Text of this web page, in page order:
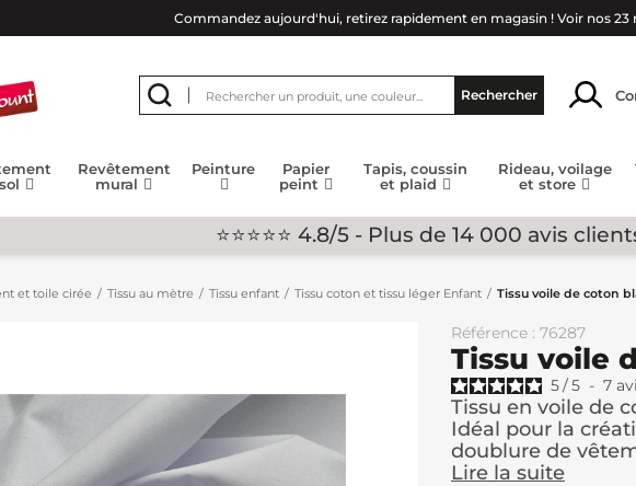
Commandez aujourd'hui, retirez rapidement en magasin ! Voir nos 23
Rechercher
Revêtement
mural
Peinture
Papier
peint
Tapis, coussin
et plaid
Rideau, voilage
et store
⭐⭐⭐⭐⭐ 4.8/5 - Plus de 14 000 avis
et toile cirée Tissu au mètre Tissu enfant Tissu coton et tissu léger Enfant Tissu voile de coton
Référence : 76287
Tissu voile
5/5 - 7
Tissu en voile de
Idéal pour la
doublure de
Lire la suite